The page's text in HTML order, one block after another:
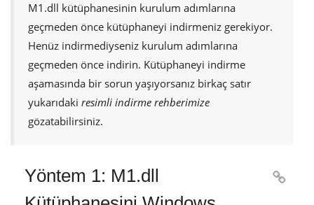
M1.dll kütüphanesinin kurulum adımlarına
geçmeden önce kütüphaneyi indirmeniz gerekiyor.
Henüz indirmediyseniz kurulum adımlarına
geçmeden önce indirin. Kütüphaneyi indirme
aşamasında bir sorun yaşıyorsanız birkaç satır
yukarıdaki resimli indirme rehberimize
gözatabilirsiniz.
Yöntem 1: M1.dll
